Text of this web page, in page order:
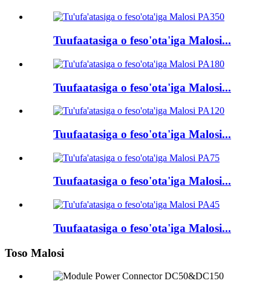
Tuufaatasiga o feso'ota'iga Malosi...
Tuufaatasiga o feso'ota'iga Malosi...
Tuufaatasiga o feso'ota'iga Malosi...
Tuufaatasiga o feso'ota'iga Malosi...
Tuufaatasiga o feso'ota'iga Malosi...
Toso Malosi